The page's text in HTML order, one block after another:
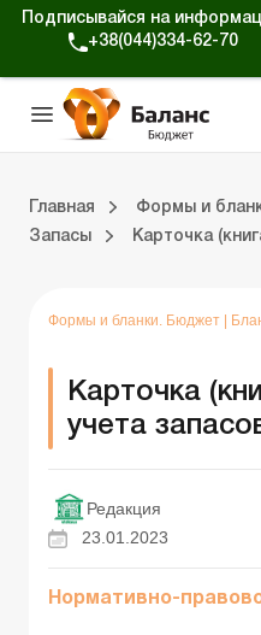
Подписывайся на
+38(044)334-62-70
Главная Формы и
Запасы
Карточка
Формы и бланки. Бюджет
Карточка
учета
Редакция
23.01.2023
Нормативно-